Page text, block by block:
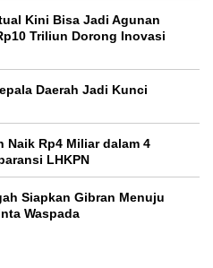
Kini Bisa Jadi Agunan
Triliun Dorong Inovasi
Daerah Jadi Kunci
Naik Rp4 Miliar dalam 4
LHKPN
Siapkan Gibran Menuju
Waspada